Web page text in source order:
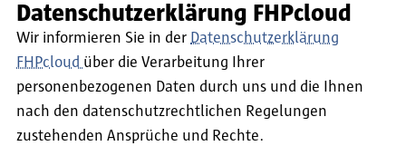
Datenschutzerklärung FHPcloud
Wir informieren Sie in der Datenschutzerklärung
FHPcloud über die Verarbeitung Ihrer
personenbezogenen Daten durch uns und die Ihnen
nach den datenschutzrechtlichen Regelungen
zustehenden Ansprüche und Rechte.